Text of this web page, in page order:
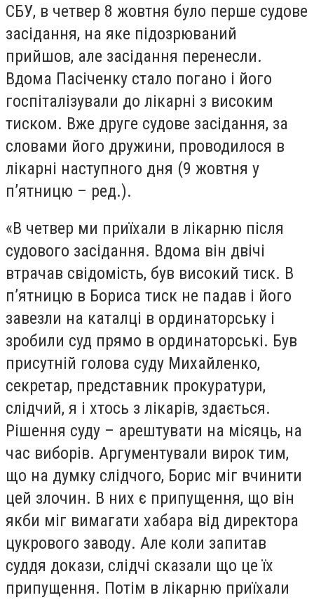
СБУ, в четвер 8 жовтня було перше судове
засідання, на яке підозрюваний
прийшов, але засідання перенесли.
Вдома Пасіченку стало погано і його
госпіталізували до лікарні з високим
тиском. Вже друге судове засідання, за
словами його дружини, проводилося в
лікарні наступного дня (9 жовтня у
п’ятницю – ред.).
«В четвер ми приїхали в лікарню після
судового засідання. Вдома він двічі
втрачав свідомість, був високий тиск. В
п’ятницю в Бориса тиск не падав і його
завезли на каталці в ординаторську і
зробили суд прямо в ординаторські. Був
присутній голова суду Михайленко,
секретар, представник прокуратури,
слідчий, я і хтось з лікарів, здається.
Рішення суду – арештувати на місяць, на
час виборів. Аргументували вирок тим,
що на думку слідчого, Борис міг вчинити
цей злочин. В них є припущення, що він
якби міг вимагати хабара від директора
цукрового заводу. Але коли запитав
суддя докази, слідчі сказали що це їх
припущення. Потім в лікарню приїхали